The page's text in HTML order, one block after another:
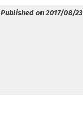
Published on 2017/08/23